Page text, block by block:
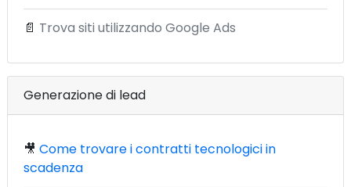
📄 Trova siti utilizzando Google Ads
Generazione di lead
🎥 Come trovare i contratti tecnologici in
scadenza